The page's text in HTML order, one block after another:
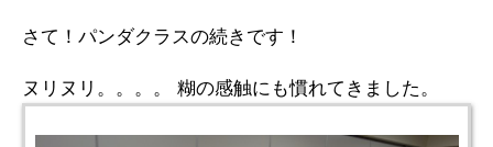
さて！パンダクラスの続きです！
ヌリヌリ。。。。 糊の感触にも慣れてきました。